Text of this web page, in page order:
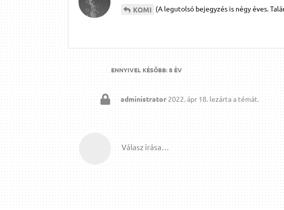
KOMI (A legutolsó bejegyzés is négy éves.
ENNYIVEL KÉSŐBB:8 ÉV
administrator 2022. ápr 18. lezárta a témát.
Válasz írása…